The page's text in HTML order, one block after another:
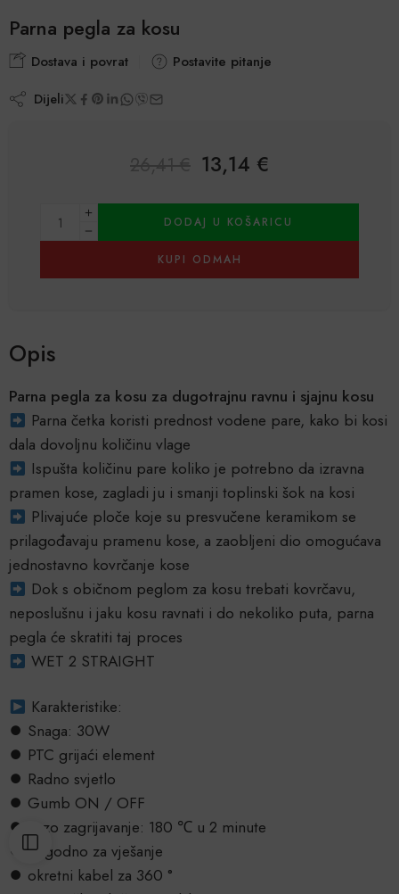
Parna pegla za kosu
Dostava i povrat Postavite pitanje
Dijeli
26,41 13,14 €
DODAJ U KOŠARICU
KUPI ODMAH
Alternative:
Opis
Parna pegla za kosu za dugotrajnu ravnu i sjajnu kosu
Parna četka koristi prednost vodene pare, kako bi kosi
dala dovoljnu količinu vlage
Ispušta količinu pare koliko je potrebno da izravna
pramen kose, zagladi ju i smanji toplinski šok na kosi
Plivajuće ploče koje su presvučene keramikom se
prilagođavaju pramenu kose, a zaobljeni dio omogućava
jednostavno kovrčanje kose
Dok s običnom peglom za kosu trebati kovrčavu,
neposlušnu i jaku kosu ravnati i do nekoliko puta, parna
pegla će skratiti taj proces
WET 2 STRAIGHT
Karakteristike:
⏺ Snaga: 30W
⏺ PTC grijaći element
⏺ Radno svjetlo
⏺ Gumb ON / OFF
⏺ Brzo zagrijavanje: 180 ℃ u 2 minute
⏺ Pogodno za vješanje
⏺ okretni kabel za 360 °